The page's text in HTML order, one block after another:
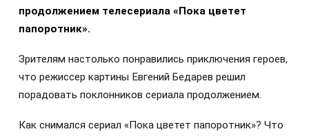
продолжением телесериала «Пока цветет
папоротник».
Зрителям настолько понравились приключения героев,
что режиссер картины Евгений Бедарев решил
порадовать поклонников сериала продолжением.
Как снимался сериал «Пока цветет папоротник»? Что